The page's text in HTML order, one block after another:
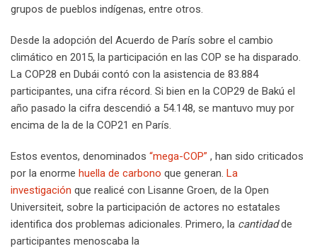
grupos de pueblos indígenas, entre otros.
Desde la adopción del Acuerdo de París sobre el cambio
climático en 2015, la participación en las COP se ha disparado.
La COP28 en Dubái contó con la asistencia de 83.884
participantes, una cifra récord. Si bien en la COP29 de Bakú el
año pasado la cifra descendió a 54.148, se mantuvo muy por
encima de la de la COP21 en París.
Estos eventos, denominados “mega-COP” , han sido criticados
por la enorme huella de carbono que generan. La
investigación que realicé con Lisanne Groen, de la Open
Universiteit, sobre la participación de actores no estatales
identifica dos problemas adicionales. Primero, la cantidadde
participantes menoscaba la